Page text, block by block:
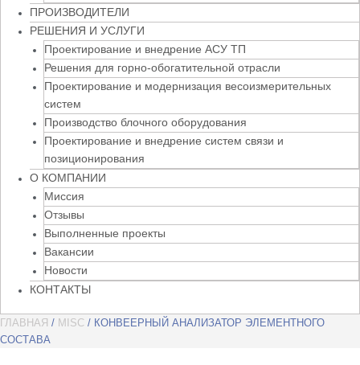
ПРОИЗВОДИТЕЛИ
РЕШЕНИЯ И УСЛУГИ
Проектирование и внедрение АСУ ТП
Решения для горно-обогатительной отрасли
Проектирование и модернизация весоизмерительных
систем
Производство блочного оборудования
Проектирование и внедрение систем связи и
позиционирования
О КОМПАНИИ
Миссия
Отзывы
Выполненные проекты
Вакансии
Новости
КОНТАКТЫ
ГЛАВНАЯ / MISC / КОНВЕЕРНЫЙ АНАЛИЗАТОР ЭЛЕМЕНТНОГО
СОСТАВА